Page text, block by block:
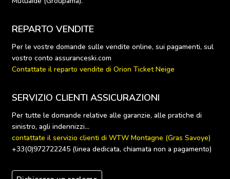
REPARTO VENDITE
Per le vostre domande sulle vendite online, sui pagamenti, sul
Contattate il reparto vendite di Orion Ticket Neige
SERVIZIO CLIENTI ASSICURAZIONI
Per tutte le domande relative alle garanzie, alle pratiche di
contattate il servizio clienti di WTW Montagne (Gras Savoye)
+33(0)972722245 (linea dedicata, chiamata non a pagamento)